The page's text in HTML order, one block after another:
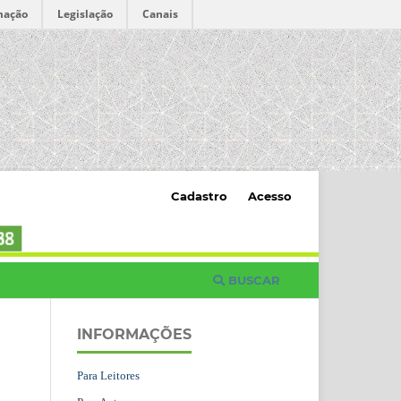
Legislação Canais
BUSCAR
Cadastro Acesso
INFORMAÇÕES
Para Leitores